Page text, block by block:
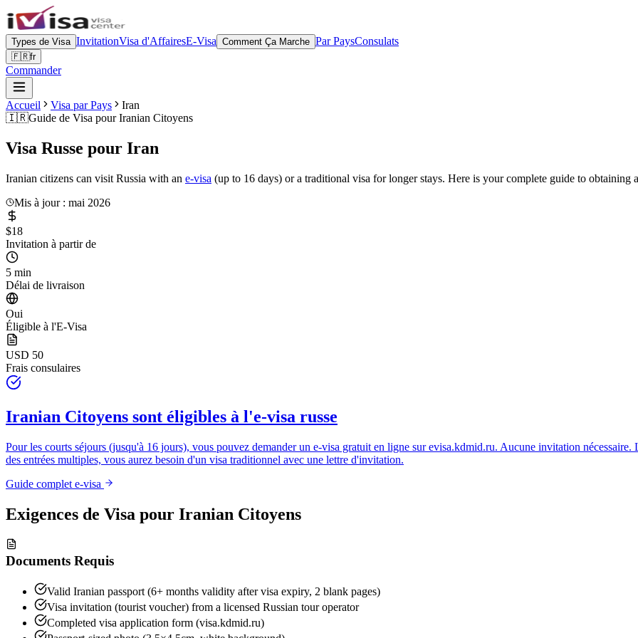
Types de Visa InvitationVisa d'AffairesE-Visa Comment Ça Marche Par PaysConsulats
🇫🇷fr
Commander
Accueil Visa par Pays
Iran
🇮🇷Guide de Visa pour Iranian Citoyens
Visa Russe pour Iran
Iranian citizens can visit Russia with an e-visa (up to 16 days) or a traditional visa for longer stays. Here is your complete guide to obtaining
Mis à jour : mai 2026
$18
Invitation à partir de
5 min
Délai de livraison
Oui
Éligible à l'E-Visa
USD 50
Frais consulaires
Iranian Citoyens sont éligibles à l'e-visa russe
Pour les courts séjours (jusqu'à 16 jours), vous pouvez demander un e-visa gratuit en ligne sur evisa.kdmid.ru. Aucune invitation nécessaire.
des entrées multiples, vous aurez besoin d'un visa traditionnel avec une lettre d'invitation.
Guide complet e-visa
Exigences de Visa pour Iranian Citoyens
Documents Requis
Valid Iranian passport (6+ months validity after visa expiry, 2 blank pages)
Visa invitation (tourist voucher) from a licensed Russian tour operator
Completed visa application form (visa.kdmid.ru)